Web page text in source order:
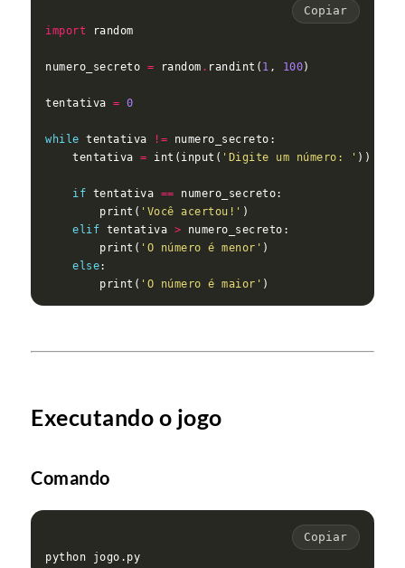
Copiar
import
numero_secreto = random . randint( 1 , 100
tentativa = 0
while tentativa !=
    tentativa
= int(input( 'Digite um número: '
if tentativa ==
        print(
'Você acertou!'
elif tentativa >
        print(
'O número é menor'
else
        print(
'O número é maior'
Executando o jogo
Comando
Copiar